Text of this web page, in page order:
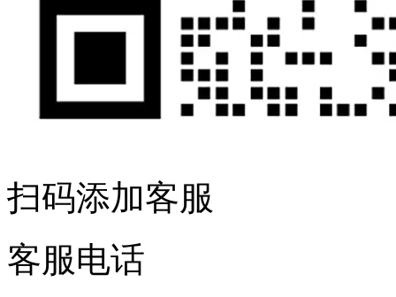
扫码添加客服
客服电话